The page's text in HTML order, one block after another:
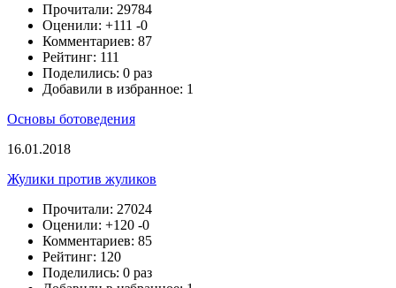
Прочитали: 29784
Оценили: +111 -0
Комментариев: 87
Рейтинг: 111
Поделились: 0 раз
Добавили в избранное: 1
Основы ботоведения
16.01.2018
Жулики против жуликов
Прочитали: 27024
Оценили: +120 -0
Комментариев: 85
Рейтинг: 120
Поделились: 0 раз